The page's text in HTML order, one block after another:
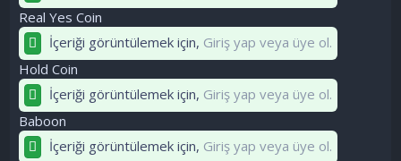
Real Yes Coin
İçeriği görüntülemek için, Giriş yap veya üye ol.
Hold Coin
İçeriği görüntülemek için, Giriş yap veya üye ol.
Baboon
İçeriği görüntülemek için, Giriş yap veya üye ol.